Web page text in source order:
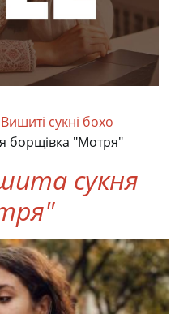
Вишиті сукні бохо
борщівка "Мотря"
сукня